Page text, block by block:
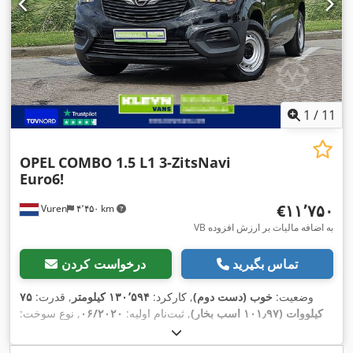
پورت USB, کروز کنترل, کیسه هوا,
1 / 11
Vuren ۴٬۴۵۰ km
OPEL COMBO 1.5 L1 3-ZitsNavi
Euro6!
‎€۱۱٬۷۵۰
VB به اضافه مالیات بر ارزش افزوده
درخواست کردن تماس بگیرید
وضعیت: خوب (دست دوم), کارکرد: ۱۳۰٬۵۹۴ کیلومتر , قدرت: ۷۵
کیلووات (۱۰۱٫۹۷ اسب بخار)
, ثبت‌نام اولیه: ۰۶/۲۰۲۰ , نوع سوخت:
, پیکربندی محور:
محور:۲٬۷۸۰ میلی‌متر , سوخت:دیزل, رنگ:سیاه, کابین راننده:کابین